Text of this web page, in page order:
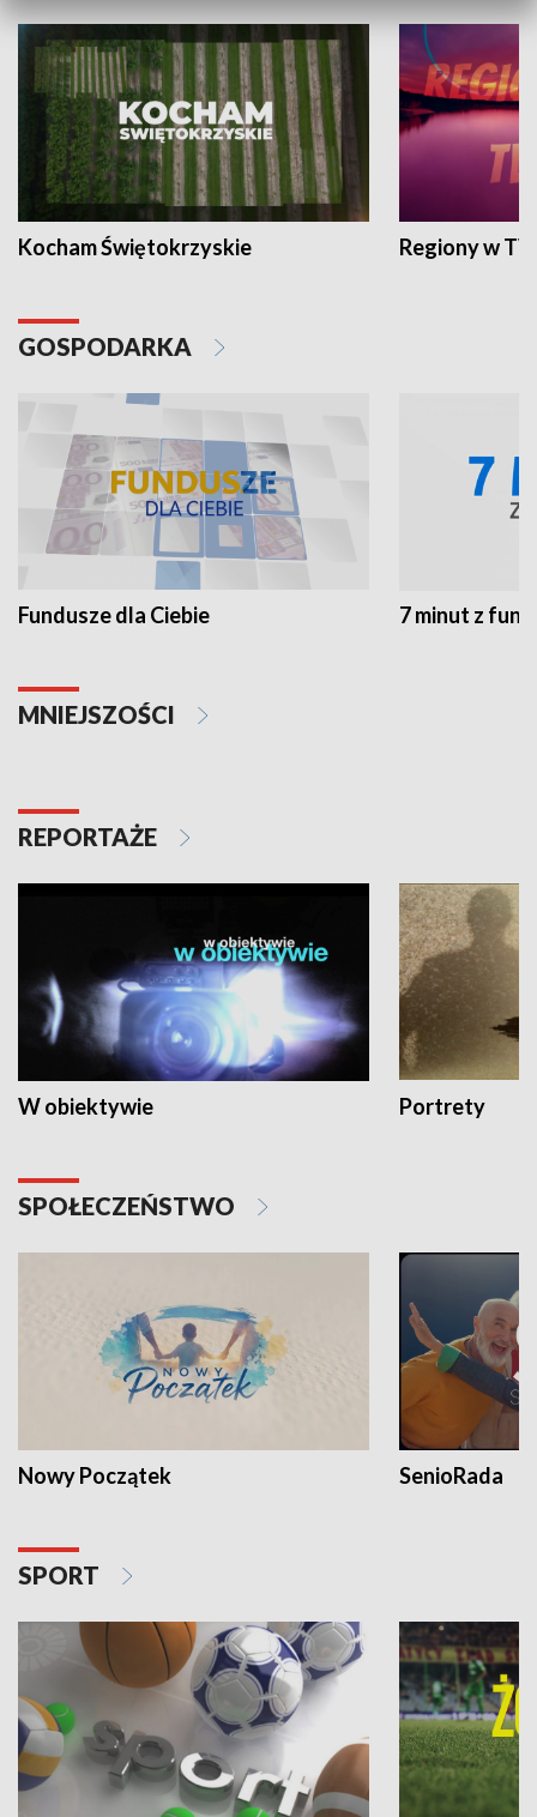
Kocham Świętokrzyskie Regiony w
GOSPODARKA
Fundusze dla Ciebie 7 minut z
MNIEJSZOŚCI
REPORTAŻE
W obiektywie Portrety
SPOŁECZEŃSTWO
Nowy Początek SenioRada
SPORT